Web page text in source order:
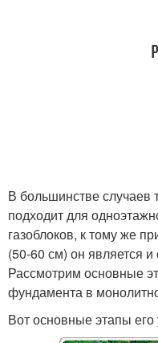
В большинстве случаев
подходит для
газоблоков, к тому же
(50-60 см) он является
Рассмотрим основные
фундамента в
Вот основные этапы его